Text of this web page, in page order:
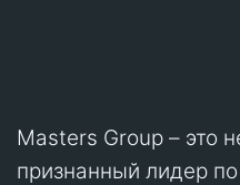
Masters Group – это
признанный лидер